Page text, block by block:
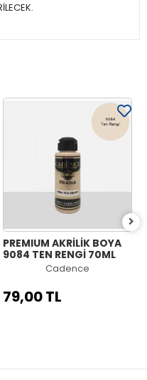
PREMIUM AKRİLİK BOYA
9084 TEN RENGİ 70ML
Cadence
79,00 TL